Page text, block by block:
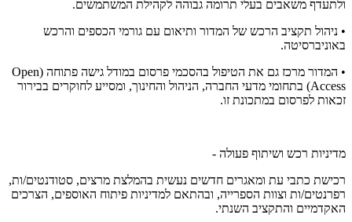
ולתעדף משאבים בעלי תרומה גבוהה לקהילת המשתמשים.
• ניהול תקציב הרכש של המדור ותיאום עם גורמי הכספים והרכש
באוניברסיטה.
• המדור מרכז גם את הטיפול בהסכמי פרסום במודל גישה פתוחה (Open
Access) בתחומי מדעי החברה, הניהול והחינוך, ומסייע לחוקרים בבירור
זכאות לפרסום במתכונת זו.
מדיניות רכש ושיתוף פעולה -
רכישת כתבי עת ומאגרים חדשים נעשית בהמלצת מרצים, סטודנטים/ות,
רפרנטים/ות וצוות הספרייה, ובהתאם למדיניות פיתוח האוספים, הצרכים
האקדמיים והתקציב השנתי.